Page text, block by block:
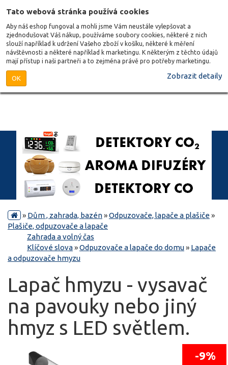
Tato webová stránka používá cookies
Aby náš eshop fungoval a mohli jsme Vám neustále vylepšovat a
zjednodušovat Váš nákup, používáme soubory cookies, některé z nich
slouží například k udržení Vašeho zboží v košíku, některé k měření
návštěvnosti a některé například k marketingu. K některým z těchto údajů
mají přístup i naši partneři a to zejména právě pro potřeby marketingu.
OK Zobrazit detaily
» Dům , zahrada, bazén»Odpuzovače, lapače a plašiče»
Plašiče, odpuzovače a lapače
Zahrada a volný čas
Klíčové slova»Odpuzovače a lapače do domu» Lapače
a odpuzovače hmyzu
Lapač hmyzu - vysavač
na pavouky nebo jiný
hmyz s LED světlem.
-9%